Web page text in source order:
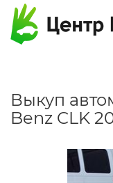
Выкуп
Benz CLK